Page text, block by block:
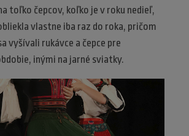
toľko čepcov, koľko je v roku nedieľ,
vlastne iba raz do roka, pričom
vyšívali rukávce a čepce pre
inými na jarné sviatky.